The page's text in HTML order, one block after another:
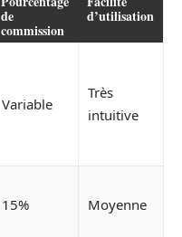
de
commission
d’utilisation
Variable
Très
intuitive
15% Moyenne